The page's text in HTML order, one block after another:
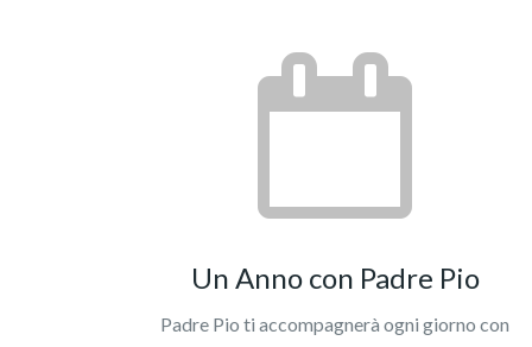
Un Anno con Padre Pio
Padre Pio ti accompagnerà ogni giorno con